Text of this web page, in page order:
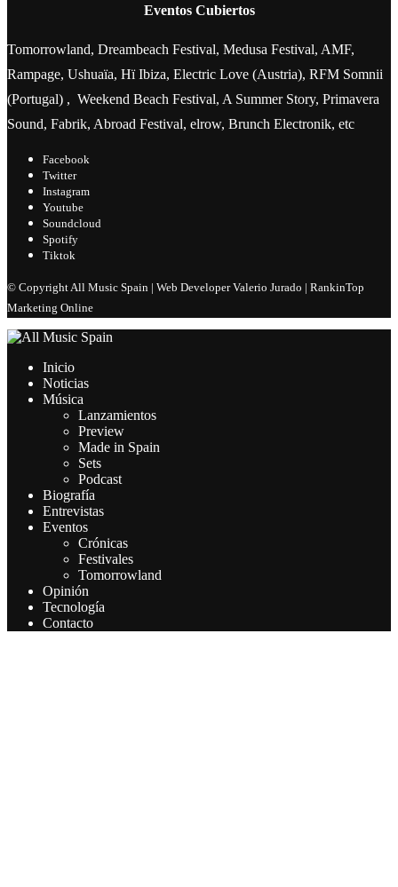
Eventos Cubiertos
Tomorrowland, Dreambeach Festival, Medusa Festival, AMF,
Rampage, Ushuaïa, Hï Ibiza, Electric Love (Austria), RFM Somnii
(Portugal) , Weekend Beach Festival, A Summer Story, Primavera
Sound, Fabrik, Abroad Festival, elrow, Brunch Electronik, etc
Facebook
Twitter
Instagram
Youtube
Soundcloud
Spotify
Tiktok
© Copyright All Music Spain | Web Developer Valerio Jurado | RankinTop
Marketing Online
Inicio
Noticias
Música
Lanzamientos
Preview
Made in Spain
Sets
Podcast
Biografía
Entrevistas
Eventos
Crónicas
Festivales
Tomorrowland
Opinión
Tecnología
Contacto